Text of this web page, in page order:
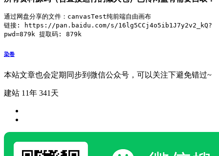
通过网盘分享的文件：canvasTest纯前端自由画布
链接: https://pan.baidu.com/s/16lg5CCj4o5ib1J7y2v2_kQ?
pwd=879k 提取码: 879k
染卷
本站文章也会定期同步到微信公众号，可以关注下避免错过~
建站 11年 341天